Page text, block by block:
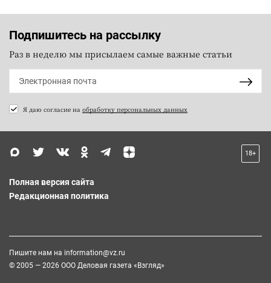
Подпишитесь на рассылку
Раз в неделю мы присылаем самые важные статьи
Я даю согласие на обработку персональных данных
18+
Полная версия сайта
Редакционная политика
Пишите нам на information@vz.ru
© 2005 — 2026 ООО Деловая газета «Взгляд»